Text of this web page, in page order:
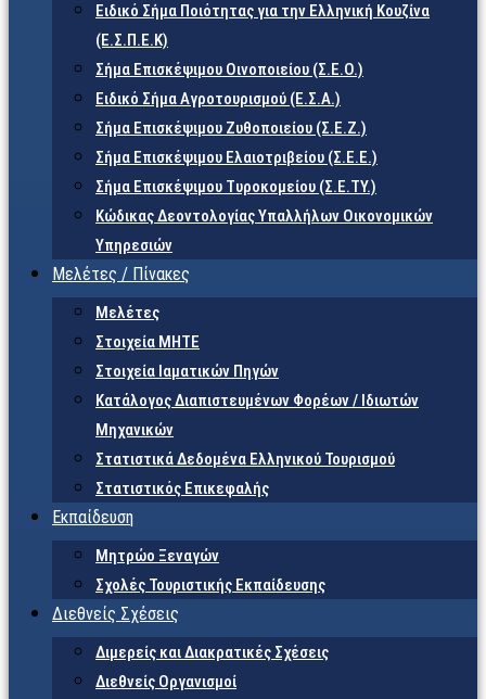
Ειδικό Σήμα Ποιότητας για την Ελληνική Κουζίνα
(Ε.Σ.Π.Ε.Κ)
Σήμα Επισκέψιμου Οινοποιείου (Σ.Ε.Ο.)
Ειδικό Σήμα Αγροτουρισμού (Ε.Σ.Α.)
Σήμα Επισκέψιμου Ζυθοποιείου (Σ.Ε.Ζ.)
Σήμα Επισκέψιμου Ελαιοτριβείου (Σ.Ε.Ε.)
Σήμα Επισκέψιμου Τυροκομείου (Σ.Ε.TY.)
Κώδικας Δεοντολογίας Υπαλλήλων Οικονομικών
Υπηρεσιών
Μελέτες / Πίνακες
Μελέτες
Στοιχεία ΜΗΤΕ
Στοιχεία Ιαματικών Πηγών
Κατάλογος Διαπιστευμένων Φορέων / Ιδιωτών
Μηχανικών
Στατιστικά Δεδομένα Ελληνικού Τουρισμού
Στατιστικός Επικεφαλής
Εκπαίδευση
Μητρώο Ξεναγών
Σχολές Τουριστικής Εκπαίδευσης
Διεθνείς Σχέσεις
Διμερείς και Διακρατικές Σχέσεις
Διεθνείς Οργανισμοί